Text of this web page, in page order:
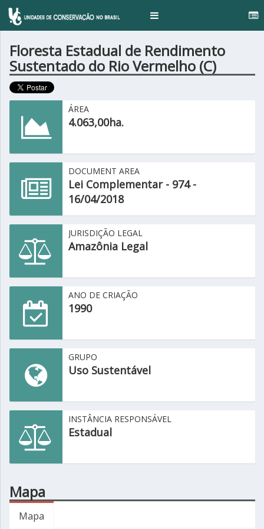
Toggle
Floresta Estadual de Rendimento
Sustentado do Rio Vermelho (C)
ÁREA
4.063,00ha.
DOCUMENT AREA
Lei Complementar - 974 -
16/04/2018
JURISDIÇÃO LEGAL
Amazônia Legal
ANO DE CRIAÇÃO
1990
GRUPO
Uso Sustentável
INSTÂNCIA RESPONSÁVEL
Estadual
Mapa
Mapa